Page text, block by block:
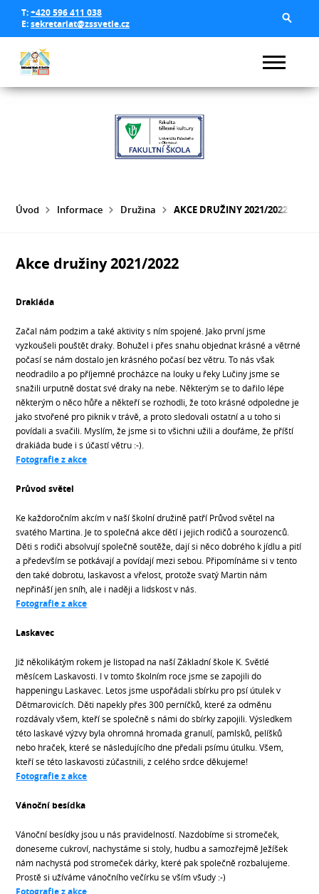
T:+420 596 411 038
E:sekretariat@zssvetle.cz
Úvod Informace Družina AKCE DRUŽINY 2021/2022
Akce družiny 2021/2022
Drakiáda
Začal nám podzim a také aktivity s ním spojené. Jako první jsme
vyzkoušeli pouštět draky. Bohužel i přes snahu objednat krásné a větrné
počasí se nám dostalo jen krásného počasí bez větru. To nás však
neodradilo a po příjemné procházce na louky u řeky Lučiny jsme se
snažili urputně dostat své draky na nebe. Některým se to dařilo lépe
některým o něco hůře a někteří se rozhodli, že toto krásné odpoledne je
jako stvořené pro piknik v trávě, a proto sledovali ostatní a u toho si
povídali a svačili. Myslím, že jsme si to všichni užili a doufáme, že příští
drakiáda bude i s účastí větru :-).
Fotografie z akce
Průvod světel
Ke každoročním akcím v naší školní družině patří Průvod světel na
svatého Martina. Je to společná akce dětí i jejich rodičů a sourozenců.
Děti s rodiči absolvují společně soutěže, dají si něco dobrého k jídlu a pití
a především se potkávají a povídají mezi sebou. Připomínáme si v tento
den také dobrotu, laskavost a vřelost, protože svatý Martin nám
nepřináší jen sníh, ale i naději a lidskost v nás.
Fotografie z akce
Laskavec
Již několikátým rokem je listopad na naší Základní škole K. Světlé
měsícem Laskavosti. I v tomto školním roce jsme se zapojili do
happeningu Laskavec. Letos jsme uspořádali sbírku pro psí útulek v
Dětmarovicích. Děti napekly přes 300 perníčků, které za odměnu
rozdávaly všem, kteří se společně s námi do sbírky zapojili. Výsledkem
této laskavé výzvy byla ohromná hromada granulí, pamlsků, pelíšků
nebo hraček, které se následujícího dne předali psímu útulku. Všem,
kteří se této laskavosti zúčastnili, z celého srdce děkujeme!
Fotografie z akce
Vánoční besídka
Vánoční besídky jsou u nás pravidelností. Nazdobíme si stromeček,
doneseme cukroví, nachystáme si stoly, hudbu a samozřejmě Ježíšek
nám nachystá pod stromeček dárky, které pak společně rozbalujeme.
Prostě si užíváme vánočního večírku se vším všudy :-)
Fotografie z akce